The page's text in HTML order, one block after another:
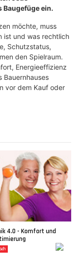
ein.
möchte, muss
ist und was rechtlich
Schutzstatus,
den Spielraum.
Energieeffizienz
Bauernhauses
vor dem Kauf oder
nach der Schwangerschaft